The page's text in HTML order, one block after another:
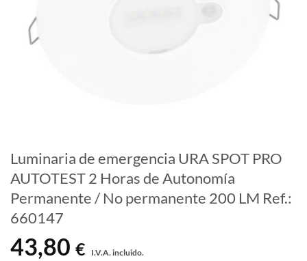
Luminaria de emergencia URA SPOT PRO
AUTOTEST 2 Horas de Autonomía
Permanente / No permanente 200 LM Ref.:
660147
43,80 € I.V.A. incluido.